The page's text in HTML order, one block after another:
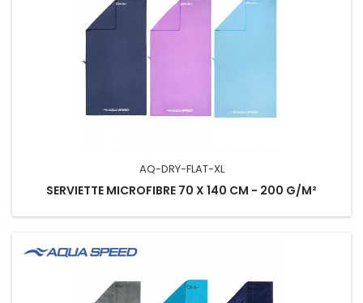
AQ-DRY-FLAT-XL
SERVIETTE MICROFIBRE 70 X 140 CM - 200 G/M²